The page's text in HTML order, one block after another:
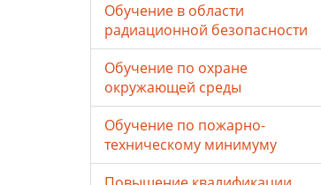
Обучение в области
радиационной безопасности
Обучение по охране
окружающей среды
Обучение по пожарно-
техническому минимуму